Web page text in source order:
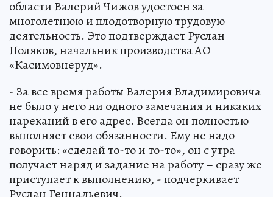
области Валерий Чижов удостоен за
многолетнюю и плодотворную трудовую
деятельность. Это подтверждает Руслан
Поляков, начальник производства АО
«Касимовнеруд».
- За все время работы Валерия Владимировича
не было у него ни одного замечания и никаких
нареканий в его адрес. Всегда он полностью
выполняет свои обязанности. Ему не надо
говорить: «сделай то-то и то-то», он с утра
получает наряд и задание на работу – сразу же
приступает к выполнению, - подчеркивает
Руслан Геннадьевич.